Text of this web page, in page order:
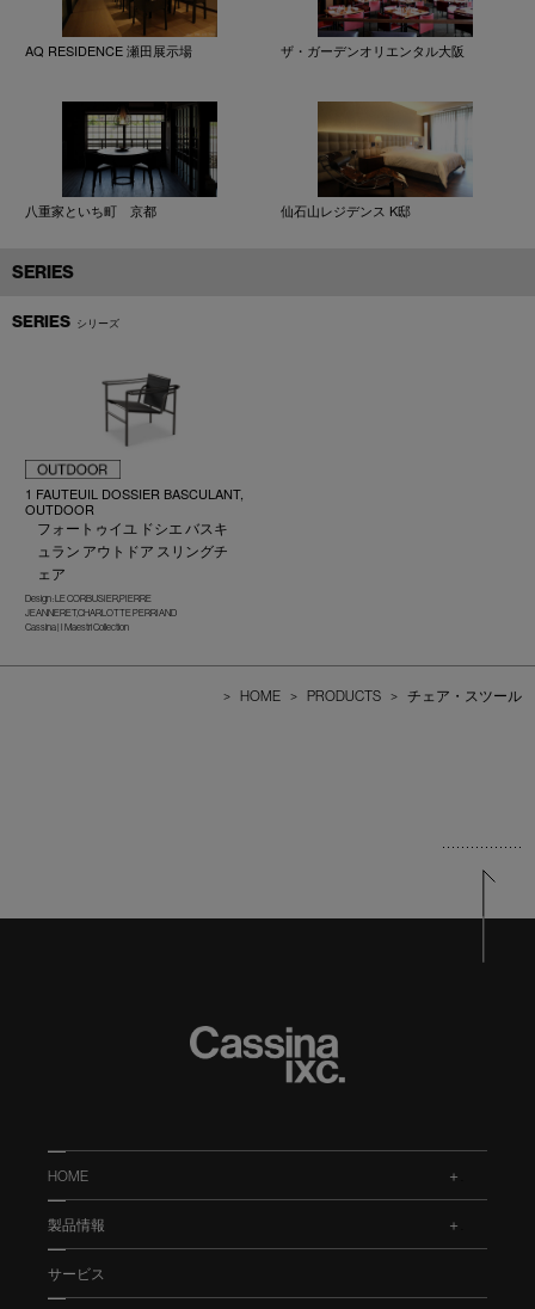
AQ RESIDENCE 瀬田展示場 ザ・ガーデンオリエンタル大阪
八重家といち町 京都 仙石山レジデンス K邸
SERIES
SERIES シリーズ
1 FAUTEUIL DOSSIER BASCULANT,
OUTDOOR
フォートゥイユ ドシエ バスキ
ュラン アウトドア スリングチ
ェア
Design : LE CORBUSIER,PIERRE
JEANNERET,CHARLOTTE PERRIAND
Cassina | I Maestri Collection
> HOME > PRODUCTS > チェア・スツール
HOME
製品情報
サービス